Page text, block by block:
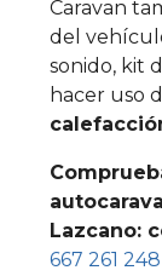
Caravan
del
sonido, kit
hacer uso
Lazcano:
667 261 248